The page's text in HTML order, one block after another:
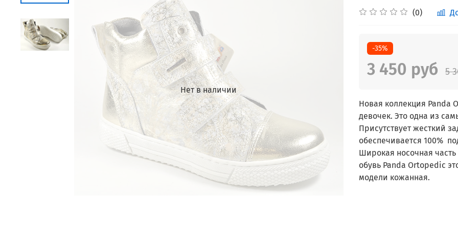
Нет в наличии
(0)
-35%
3 450 руб 5
Новая коллекция Panda
девочек. Это одна из
Присутствует жесткий
обеспечивается 100%
Широкая носочная
обувь Panda Ortopedic
модели кожанная.